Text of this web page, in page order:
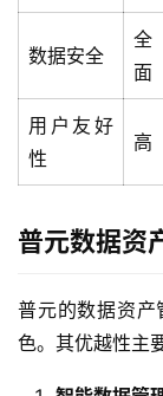
数据安全
全
面
用户友好
性
高
普元数据资
普元的数据资产
色。其优越性主